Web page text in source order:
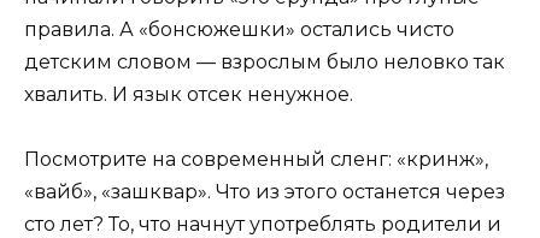
правила. А «бонсюжешки» остались чисто
детским словом — взрослым было неловко так
хвалить. И язык отсек ненужное.
Посмотрите на современный сленг: «кринж»,
«вайб», «зашквар». Что из этого останется через
сто лет? То, что начнут употреблять родители и